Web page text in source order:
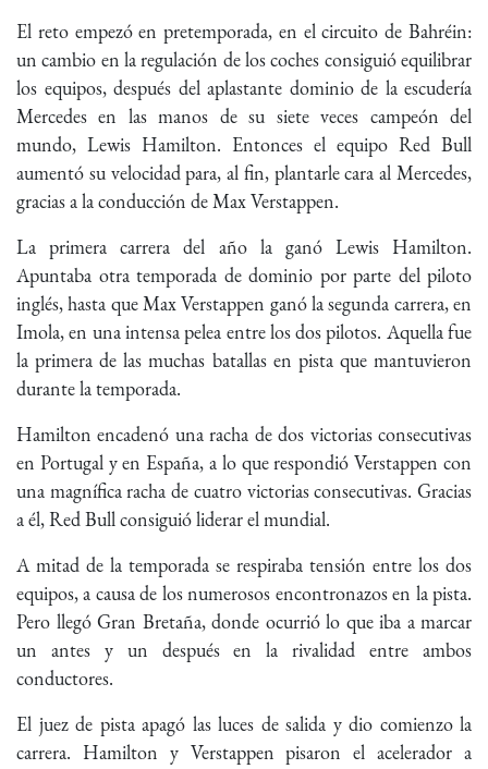
El reto empezó en pretemporada, en el circuito de Bahréin:
un cambio en la regulación de los coches consiguió equilibrar
los equipos, después del aplastante dominio de la escudería
Mercedes en las manos de su siete veces campeón del
mundo, Lewis Hamilton. Entonces el equipo Red Bull
aumentó su velocidad para, al fin, plantarle cara al Mercedes,
gracias a la conducción de Max Verstappen.
La primera carrera del año la ganó Lewis Hamilton.
Apuntaba otra temporada de dominio por parte del piloto
inglés, hasta que Max Verstappen ganó la segunda carrera, en
Imola, en una intensa pelea entre los dos pilotos. Aquella fue
la primera de las muchas batallas en pista que mantuvieron
durante la temporada.
Hamilton encadenó una racha de dos victorias consecutivas
en Portugal y en España, a lo que respondió Verstappen con
una magnífica racha de cuatro victorias consecutivas. Gracias
a él, Red Bull consiguió liderar el mundial.
A mitad de la temporada se respiraba tensión entre los dos
equipos, a causa de los numerosos encontronazos en la pista.
Pero llegó Gran Bretaña, donde ocurrió lo que iba a marcar
un antes y un después en la rivalidad entre ambos
conductores.
El juez de pista apagó las luces de salida y dio comienzo la
carrera. Hamilton y Verstappen pisaron el acelerador a